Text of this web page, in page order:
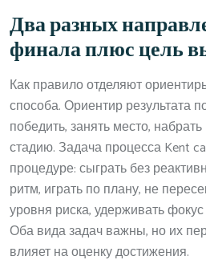
Два разных
финала плюс цель
Как правило отделяют
способа. Ориентир результата
победить, занять место,
стадию. Задача процесса Kent
процедуре: сыграть без
ритм, играть по плану, не
уровня риска, удерживать
Оба вида задач важны, но их
влияет на оценку достижения.